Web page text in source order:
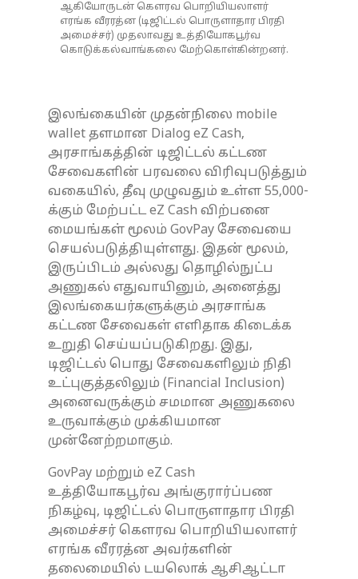
ஆகியோருடன் கௌரவ பொறியியலாளர்
எரங்க வீரரத்ன (டிஜிட்டல் பொருளாதார பிரதி
அமைச்சர்) முதலாவது உத்தியோகபூர்வ
கொடுக்கல்வாங்கலை மேற்கொள்கின்றனர்.
இலங்கையின் முதன்நிலை mobile
wallet தளமான Dialog eZ Cash,
அரசாங்கத்தின் டிஜிட்டல் கட்டண
சேவைகளின் பரவலை விரிவுபடுத்தும்
வகையில், தீவு முழுவதும் உள்ள 55,000-
க்கும் மேற்பட்ட eZ Cash விற்பனை
மையங்கள் மூலம் GovPay சேவையை
செயல்படுத்தியுள்ளது. இதன் மூலம்,
இருப்பிடம் அல்லது தொழில்நுட்ப
அணுகல் எதுவாயினும், அனைத்து
இலங்கையர்களுக்கும் அரசாங்க
கட்டண சேவைகள் எளிதாக கிடைக்க
உறுதி செய்யப்படுகிறது. இது,
டிஜிட்டல் பொது சேவைகளிலும் நிதி
உட்புகுத்தலிலும் (Financial Inclusion)
அனைவருக்கும் சமமான அணுகலை
உருவாக்கும் முக்கியமான
முன்னேற்றமாகும்.
GovPay மற்றும் eZ Cash
உத்தியோகபூர்வ அங்குரார்ப்பண
நிகழ்வு, டிஜிட்டல் பொருளாதார பிரதி
அமைச்சர் கௌரவ பொறியியலாளர்
எரங்க வீரரத்ன அவர்களின்
தலைமையில் டயலொக் ஆசிஆட்டா